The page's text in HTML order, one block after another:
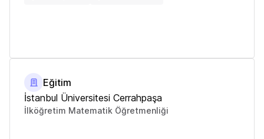
Eğitim
İstanbul Üniversitesi Cerrahpaşa
İlköğretim Matematik Öğretmenliği